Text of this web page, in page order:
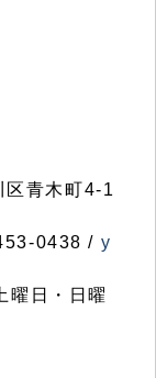
青木町4-1
0438 / y
曜日・日曜